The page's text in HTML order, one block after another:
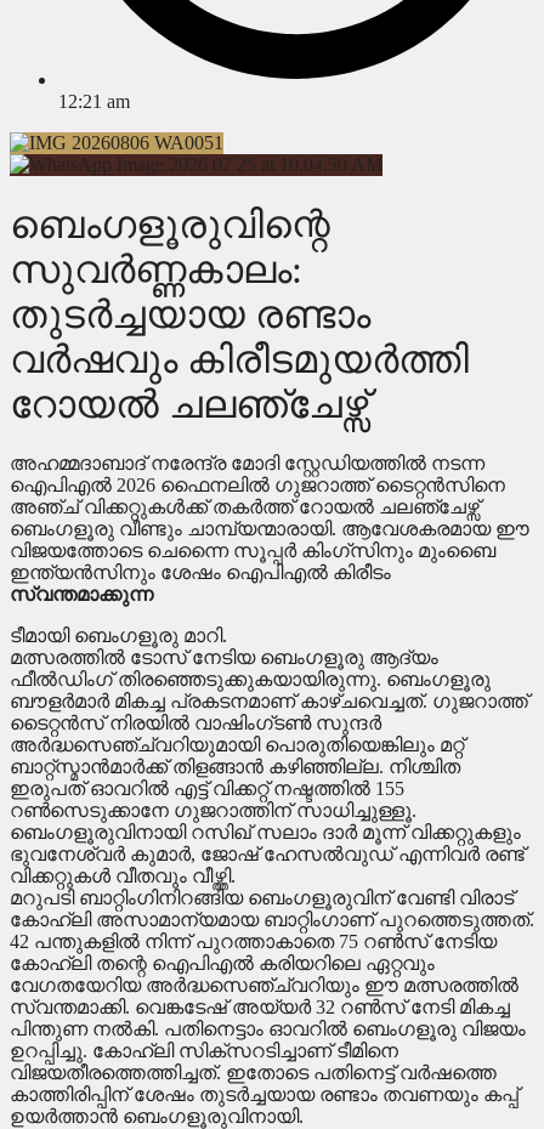
12:21 am
ബെംഗളൂരുവിന്റെ
സുവർണ്ണകാലം:
തുടർച്ചയായ രണ്ടാം
വർഷവും കിരീടമുയർത്തി
റോയൽ ചലഞ്ചേഴ്സ്
അഹമ്മദാബാദ് നരേന്ദ്ര മോദി സ്റ്റേഡിയത്തിൽ നടന്ന
ഐപിഎൽ 2026 ഫൈനലിൽ ഗുജറാത്ത് ടൈറ്റൻസിനെ
അഞ്ച് വിക്കറ്റുകൾക്ക് തകർത്ത് റോയൽ ചലഞ്ചേഴ്സ്
ബെംഗളൂരു വീണ്ടും ചാമ്പ്യന്മാരായി. ആവേശകരമായ ഈ
വിജയത്തോടെ ചെന്നൈ സൂപ്പർ കിംഗ്സിനും മുംബൈ
ഇന്ത്യൻസിനും ശേഷം ഐപിഎൽ കിരീടം
സ്വന്തമാക്കുന്ന
ടീമായി ബെംഗളൂരു മാറി.
മത്സരത്തിൽ ടോസ് നേടിയ ബെംഗളൂരു ആദ്യം
ഫീൽഡിംഗ് തിരഞ്ഞെടുക്കുകയായിരുന്നു. ബെംഗളൂരു
ബൗളർമാർ മികച്ച പ്രകടനമാണ് കാഴ്ചവെച്ചത്. ഗുജറാത്ത്
ടൈറ്റൻസ് നിരയിൽ വാഷിംഗ്ടൺ സുന്ദർ
അർദ്ധസെഞ്ച്വറിയുമായി പൊരുതിയെങ്കിലും മറ്റ്
ബാറ്റ്സ്മാൻമാർക്ക് തിളങ്ങാൻ കഴിഞ്ഞില്ല. നിശ്ചിത
ഇരുപത് ഓവറിൽ എട്ട് വിക്കറ്റ് നഷ്ടത്തിൽ 155
റൺസെടുക്കാനേ ഗുജറാത്തിന് സാധിച്ചുള്ളൂ.
ബെംഗളൂരുവിനായി റസിഖ് സലാം ദാർ മൂന്ന് വിക്കറ്റുകളും
ഭുവനേശ്വർ കുമാർ, ജോഷ് ഹേസൽവുഡ് എന്നിവർ രണ്ട്
വിക്കറ്റുകൾ വീതവും വീഴ്ത്തി.
മറുപടി ബാറ്റിംഗിനിറങ്ങിയ ബെംഗളൂരുവിന് വേണ്ടി വിരാട്
കോഹ്‌ലി അസാമാന്യമായ ബാറ്റിംഗാണ് പുറത്തെടുത്തത്.
42 പന്തുകളിൽ നിന്ന് പുറത്താകാതെ 75 റൺസ് നേടിയ
കോഹ്‌ലി തന്റെ ഐപിഎൽ കരിയറിലെ ഏറ്റവും
വേഗതയേറിയ അർദ്ധസെഞ്ച്വറിയും ഈ മത്സരത്തിൽ
സ്വന്തമാക്കി. വെങ്കടേഷ് അയ്യർ 32 റൺസ് നേടി മികച്ച
പിന്തുണ നൽകി. പതിനെട്ടാം ഓവറിൽ ബെംഗളൂരു വിജയം
ഉറപ്പിച്ചു. കോഹ്‌ലി സിക്സറടിച്ചാണ് ടീമിനെ
വിജയതീരത്തെത്തിച്ചത്. ഇതോടെ പതിനെട്ട് വർഷത്തെ
കാത്തിരിപ്പിന് ശേഷം തുടർച്ചയായ രണ്ടാം തവണയും കപ്പ്
ഉയർത്താൻ ബെംഗളൂരുവിനായി.